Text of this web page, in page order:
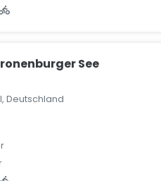
See
Deutschland